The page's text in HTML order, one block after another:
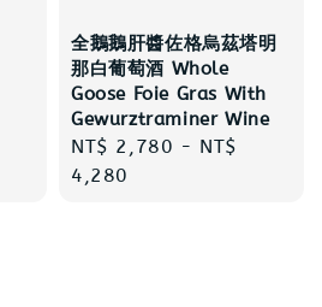
全鵝鵝肝醬佐格烏茲塔明
那白葡萄酒 Whole
Goose Foie Gras With
Gewurztraminer Wine
Regular
price
NT$ 2,780 - NT$
4,280